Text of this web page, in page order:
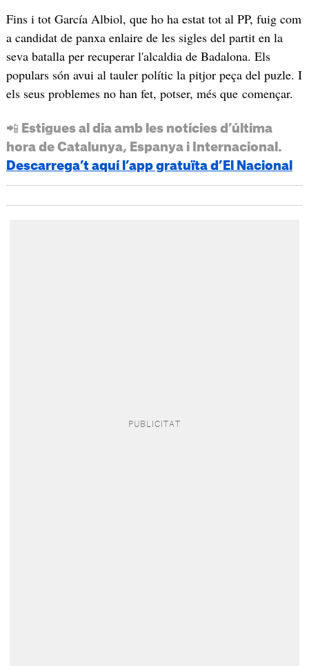
Fins i tot García Albiol, que ho ha estat tot al PP, fuig com
a candidat de panxa enlaire de les sigles del partit en la
seva batalla per recuperar l'alcaldia de Badalona. Els
populars són avui al tauler polític la pitjor peça del puzle. I
els seus problemes no han fet, potser, més que començar.
📲 Estigues al dia amb les notícies d’última
hora de Catalunya, Espanya i Internacional.
Descarrega’t aquí l’app gratuïta d’El Nacional